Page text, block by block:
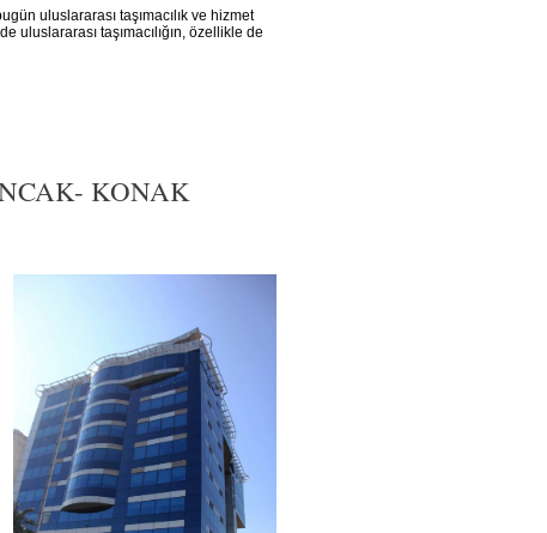
uluslararası taşımacılık ve hizmet
uluslararası taşımacılığın, özellikle de
KONAK